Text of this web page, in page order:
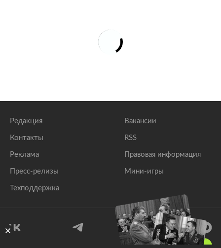
Редакция
Контакты
Реклама
Пресс-релизы
Техподдержка
Вакансии
RSS
Правовая информация
Мини-игры